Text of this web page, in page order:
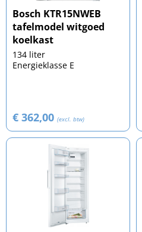
Bosch KTR15NWEB
tafelmodel witgoed
koelkast
134 liter
Energieklasse E
€ 362,00 (excl. btw)